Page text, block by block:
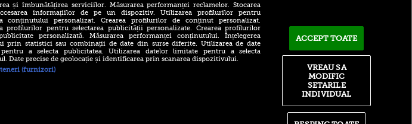
Lumea
ACUM: KuPS - Universitatea
și îmbunătățirea serviciilor. Măsurarea performanței reclamelor. Stocarea
informațiilor de pe un dispozitiv. Utilizarea profilurilor pentru
conținutului personalizat. Crearea profilurilor de conținut personalizat.
profilurilor pentru selectarea publicității personalizate. Crearea profilurilor
personalizată. Măsurarea performanței conținutului. Înțelegerea
prin statistici sau combinații de date din surse diferite. Utilizarea de date
a selecta publicitatea. Utilizarea datelor limitate pentru a selecta
Date precise de geolocație și identificarea prin scanarea dispozitivului.
(furnizori)
ACCEPT TOATE
VREAU SA
MODIFIC
SETARILE
INDIVIDUAL